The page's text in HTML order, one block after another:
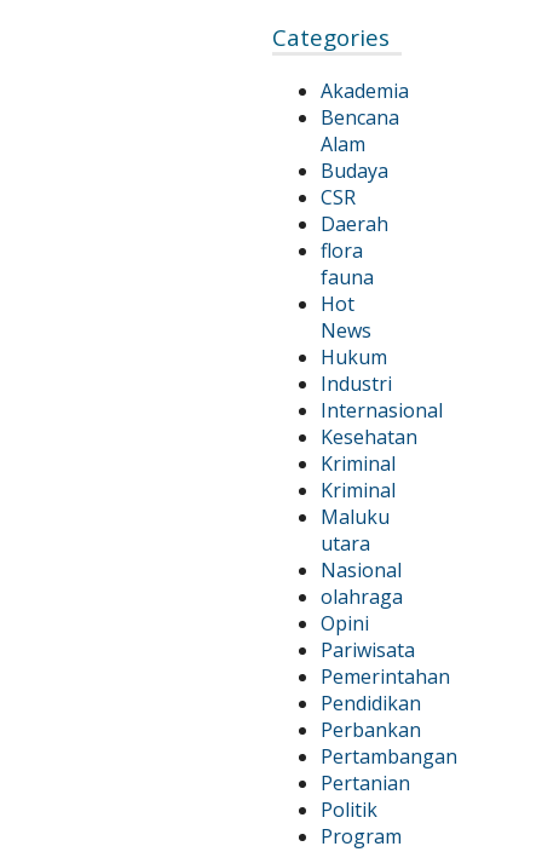
Categories
Akademia
Bencana
Alam
Budaya
CSR
Daerah
flora
fauna
Hot
News
Hukum
Industri
Internasional
Kesehatan
Kriminal
Kriminal
Maluku
utara
Nasional
olahraga
Opini
Pariwisata
Pemerintahan
Pendidikan
Perbankan
Pertambangan
Pertanian
Politik
Program